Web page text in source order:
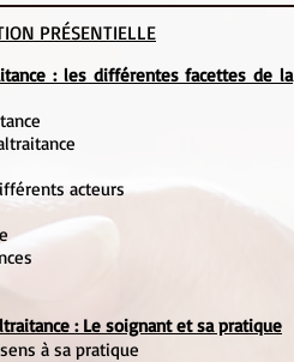
PRÉSENTIELLE
: les différentes facettes de la
acteurs
: Le soignant et sa pratique
à sa pratique